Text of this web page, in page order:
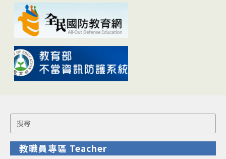
Search
for:
教職員專區 Teacher